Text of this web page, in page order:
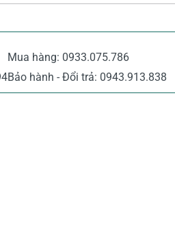
Mua hàng: 0933.075.786
Bảo hành - Đổi trả: 0943.913.838